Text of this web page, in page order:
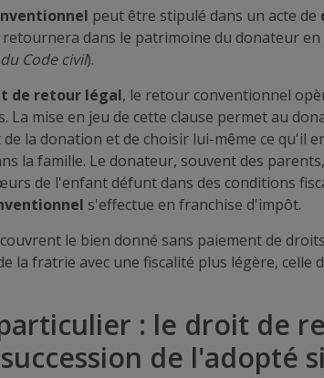
peut être stipulé dans un acte de
dans le patrimoine du donateur en
Code civil).
de retour légal, le retour conventionnel
La mise en jeu de cette clause permet au
la donation et de choisir lui-même ce qu'il
la famille. Le donateur, souvent des
de l'enfant défunt dans des conditions
s'effectue en franchise d'impôt.
le bien donné sans paiement de
la fratrie avec une fiscalité plus légère, celle
: le droit de
de l'adopté